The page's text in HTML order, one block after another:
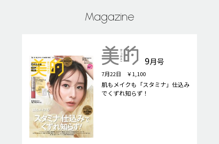
Magazine
9月号
7月22日 ￥1,100
肌もメイクも「スタミナ」仕込み
でくずれ知らず！